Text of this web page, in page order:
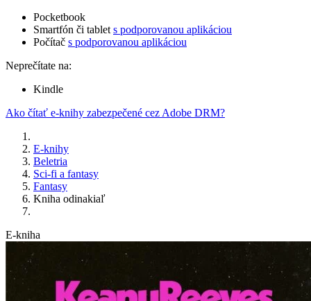
Pocketbook
Smartfón či tablet s podporovanou aplikáciou
Počítač s podporovanou aplikáciou
Neprečítate na:
Kindle
Ako čítať e-knihy zabezpečené cez Adobe DRM?
E-knihy
Beletria
Sci-fi a fantasy
Fantasy
Kniha odinakiaľ
E-kniha